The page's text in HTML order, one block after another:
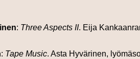
: Three Aspects II. Eija
: Tape Music. Asta Hyvärinen,